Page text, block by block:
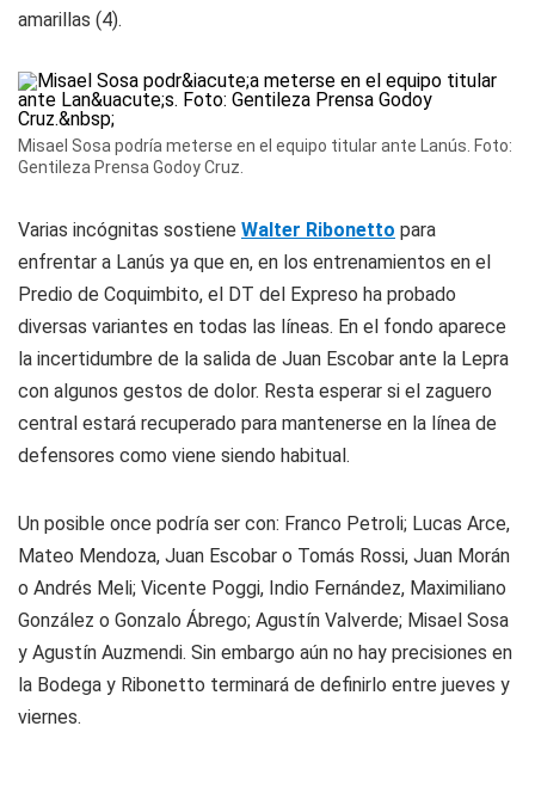
amarillas (4).
Misael Sosa podría meterse en el equipo titular ante Lanús. Foto:
Gentileza Prensa Godoy Cruz.
Varias incógnitas sostiene Walter Ribonetto para
enfrentar a Lanús ya que en, en los entrenamientos en el
Predio de Coquimbito, el DT del Expreso ha probado
diversas variantes en todas las líneas. En el fondo aparece
la incertidumbre de la salida de Juan Escobar ante la Lepra
con algunos gestos de dolor. Resta esperar si el zaguero
central estará recuperado para mantenerse en la línea de
defensores como viene siendo habitual.
Un posible once podría ser con: Franco Petroli; Lucas Arce,
Mateo Mendoza, Juan Escobar o Tomás Rossi, Juan Morán
o Andrés Meli; Vicente Poggi, Indio Fernández, Maximiliano
González o Gonzalo Ábrego; Agustín Valverde; Misael Sosa
y Agustín Auzmendi. Sin embargo aún no hay precisiones en
la Bodega y Ribonetto terminará de definirlo entre jueves y
viernes.